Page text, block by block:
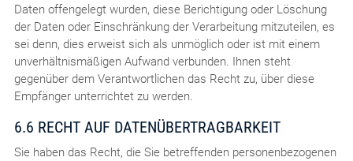
Daten offengelegt wurden, diese Berichtigung oder Löschung
der Daten oder Einschränkung der Verarbeitung mitzuteilen, es
sei denn, dies erweist sich als unmöglich oder ist mit einem
unverhältnismäßigen Aufwand verbunden. Ihnen steht
gegenüber dem Verantwortlichen das Recht zu, über diese
Empfänger unterrichtet zu werden.
6.6 RECHT AUF DATENÜBERTRAGBARKEIT
Sie haben das Recht, die Sie betreffenden personenbezogenen